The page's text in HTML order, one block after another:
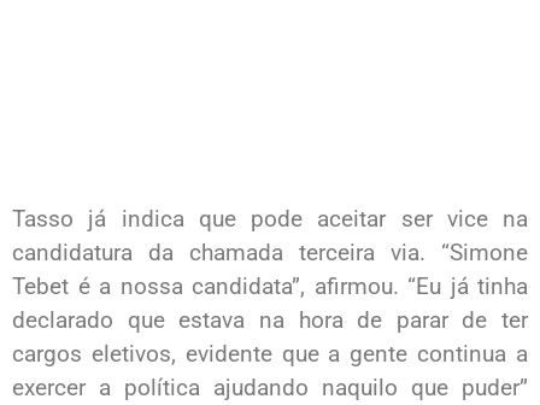
Tasso já indica que pode aceitar ser vice na
candidatura da chamada terceira via. “Simone
Tebet é a nossa candidata”, afirmou. “Eu já tinha
declarado que estava na hora de parar de ter
cargos eletivos, evidente que a gente continua a
exercer a política ajudando naquilo que puder”